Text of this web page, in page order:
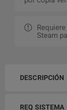
Steam
DESCRIPCIÓN
REQ SISTEMA